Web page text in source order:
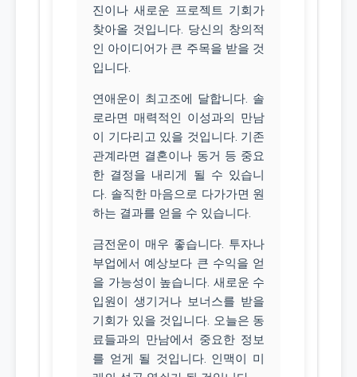
진이나 새로운 프로젝트 기회가
찾아올 것입니다. 당신의 창의적
인 아이디어가 큰 주목을 받을 것
입니다.
연애운이 최고조에 달합니다. 솔
로라면 매력적인 이성과의 만남
이 기다리고 있을 것입니다. 기존
관계라면 결혼이나 동거 등 중요
한 결정을 내리게 될 수 있습니
다. 솔직한 마음으로 다가가면 원
하는 결과를 얻을 수 있습니다.
금전운이 매우 좋습니다. 투자나
부업에서 예상보다 큰 수익을 얻
을 가능성이 높습니다. 새로운 수
입원이 생기거나 보너스를 받을
기회가 있을 것입니다. 오늘은 동
료들과의 만남에서 중요한 정보
를 얻게 될 것입니다. 인맥이 미